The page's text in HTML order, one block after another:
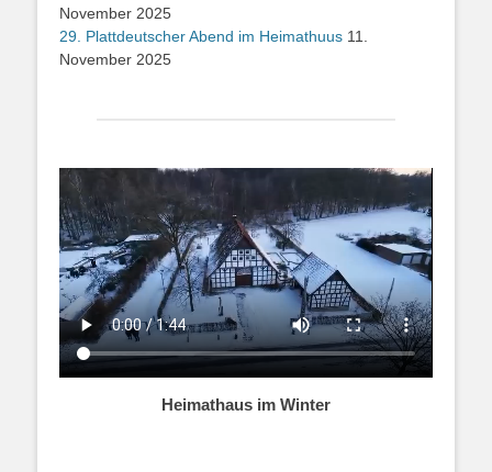
November 2025
29. Plattdeutscher Abend im Heimathuus 11.
November 2025
Heimathaus im Winter